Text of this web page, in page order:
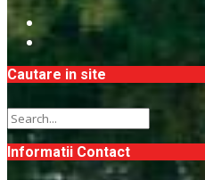
Cautare in site
Informatii Contact